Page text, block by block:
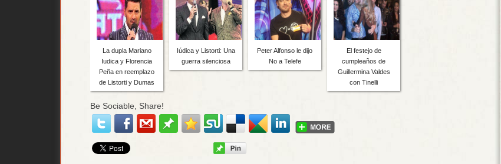
La dupla Mariano
Iudica y Florencia
Peña en reemplazo
de Listorti y Dumas
Iúdica y Listorti: Una
guerra silenciosa
Peter Alfonso le dijo
No a Telefe
El festejo de
cumpleaños de
Guillermina Valdes
con Tinelli
Be Sociable, Share!